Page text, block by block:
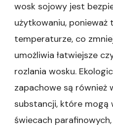
wosk sojowy jest
użytkowaniu, ponieważ
temperaturze, co
umożliwia łatwiejsze
rozlania wosku.
zapachowe są również
substancji, które mogą
świecach